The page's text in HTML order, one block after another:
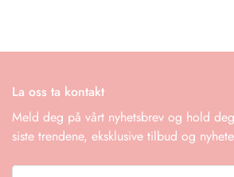
din opprinnelige betalingsmåte.
Fraktkostnader: Returfraktkostnader er
mindre varen er defekt eller feil.
Hvis du har flere spørsmål eller trenger å
høy kvalitet. Merker som Claresa og
La oss ta kontakt
Meld deg på vårt nyhetsbrev og hold
siste trendene, eksklusive tilbud og